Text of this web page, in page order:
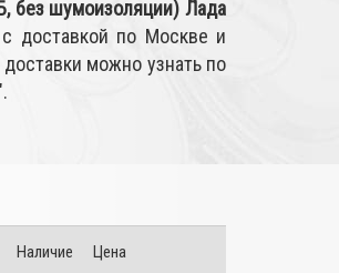
без шумоизоляции) Лада
доставкой по Москве и
можно узнать по
Наличие Цена